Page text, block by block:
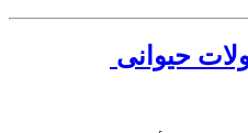
حیوانی